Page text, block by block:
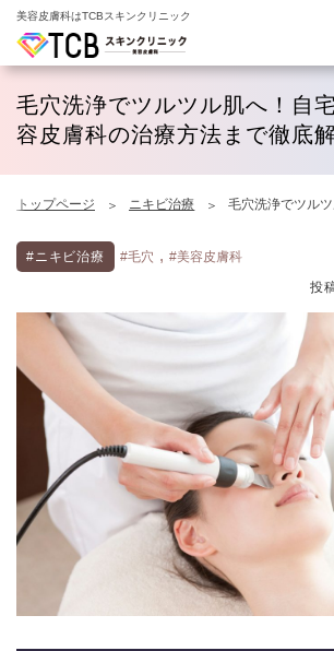
美容皮膚科はTCBスキンクリニック
毛穴洗浄でツルツル肌へ！自
容皮膚科の治療方法まで徹底
トップページ ニキビ治療 毛穴洗浄でツル
#ニキビ治療 #毛穴 , #美容皮膚科
投